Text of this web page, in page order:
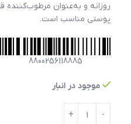
روزانه و به‌عنوان مرطوب‌کننده
پوستی مناسب است.
8800256118885
موجود در انبار